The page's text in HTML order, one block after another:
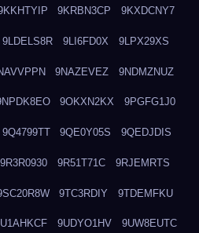
9KRBN3CP 9KXDCNY7
9LDELS8R 9LI6FD0X 9LPX29XS
9NAZEVEZ 9NDMZNUZ
9OKXN2KX 9PGFG1J0
9Q4799TT 9QE0Y05S 9QEDJDIS
9R3R0930 9R51T71C 9RJEMRTS
9TC3RDIY 9TDEMFKU
9UDYO1HV 9UW8EUTC